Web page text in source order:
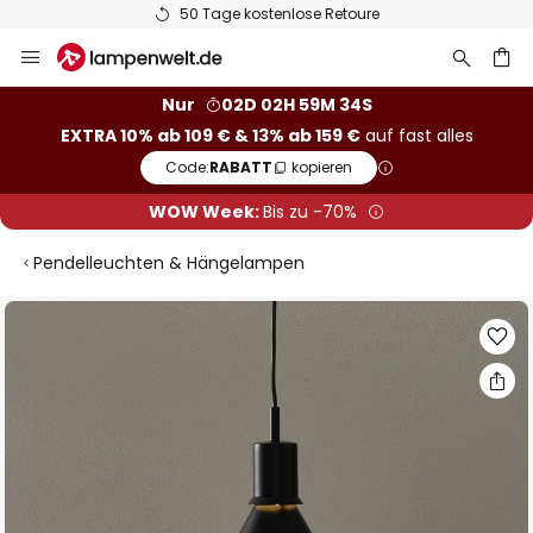
50 Tage kostenlose Retoure
Inhalt
Nur
02D 02H 59M 34S
EXTRA 10% ab 109 € & 13% ab 159 €auf fast alles
Code:RABATT kopieren
WOW Week:Bis zu -70%
Pendelleuchten & Hängelampen
Zum